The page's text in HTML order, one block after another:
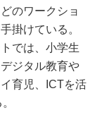
のワークショ
掛けている。
では、小学生
ジタル教育や
育児、ICTを活